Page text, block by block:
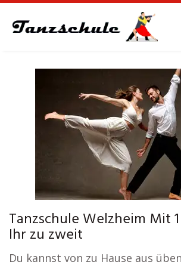
Tanzschule Welzheim Mit
Ihr zu zweit
Du kannst von zu Hause aus